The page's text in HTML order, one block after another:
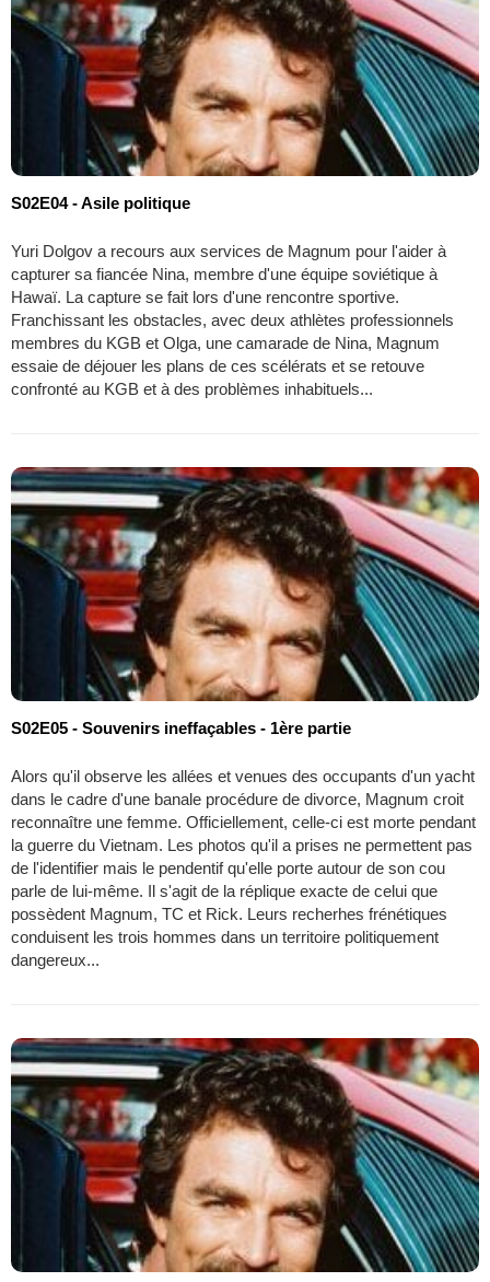
S02E04 - Asile politique
Yuri Dolgov a recours aux services de Magnum pour l'aider à
capturer sa fiancée Nina, membre d'une équipe soviétique à
Hawaï. La capture se fait lors d'une rencontre sportive.
Franchissant les obstacles, avec deux athlètes professionnels
membres du KGB et Olga, une camarade de Nina, Magnum
essaie de déjouer les plans de ces scélérats et se retouve
confronté au KGB et à des problèmes inhabituels...
S02E05 - Souvenirs ineffaçables - 1ère partie
Alors qu'il observe les allées et venues des occupants d'un yacht
dans le cadre d'une banale procédure de divorce, Magnum croit
reconnaître une femme. Officiellement, celle-ci est morte pendant
la guerre du Vietnam. Les photos qu'il a prises ne permettent pas
de l'identifier mais le pendentif qu'elle porte autour de son cou
parle de lui-même. Il s'agit de la réplique exacte de celui que
possèdent Magnum, TC et Rick. Leurs recherhes frénétiques
conduisent les trois hommes dans un territoire politiquement
dangereux...